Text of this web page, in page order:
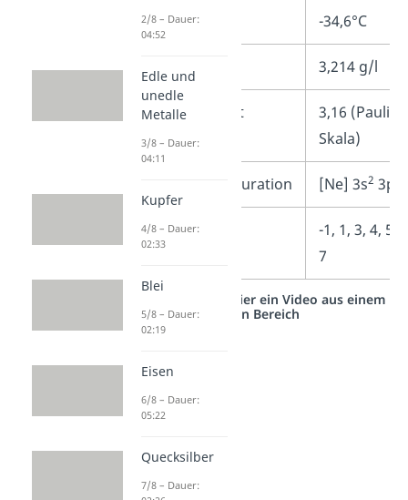
Siedepunkt -34,6°C
Dichte 3,214 g/l
Elektronegativität
3,16
Skala)
Elektronenkonfiguration [Ne] 3s2 3p
Oxidationszahlen
-1, 1, 3, 4, 5,
7
Studyflix vernetzt: Hier ein Video aus einem
anderen Bereich
2/8 – Dauer:
04:52
Edle und
unedle
Metalle
3/8 – Dauer:
04:11
Kupfer
4/8 – Dauer:
02:33
Blei
5/8 – Dauer:
02:19
Eisen
6/8 – Dauer:
05:22
Quecksilber
7/8 – Dauer: